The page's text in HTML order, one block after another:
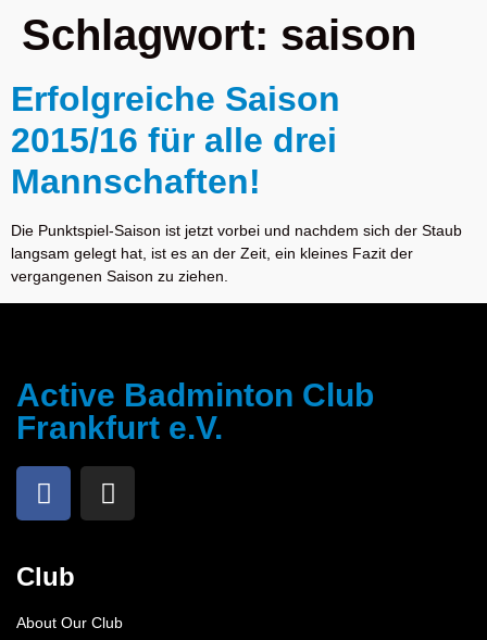
Schlagwort: saison
Erfolgreiche Saison
2015/16 für alle drei
Mannschaften!
Die Punktspiel-Saison ist jetzt vorbei und nachdem sich der Staub
langsam gelegt hat, ist es an der Zeit, ein kleines Fazit der
vergangenen Saison zu ziehen.
Active Badminton Club
Frankfurt e.V.
Club
About Our Club